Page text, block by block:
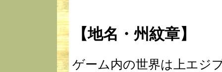
【地名・州紋章】
ゲーム内の世界は上エジ